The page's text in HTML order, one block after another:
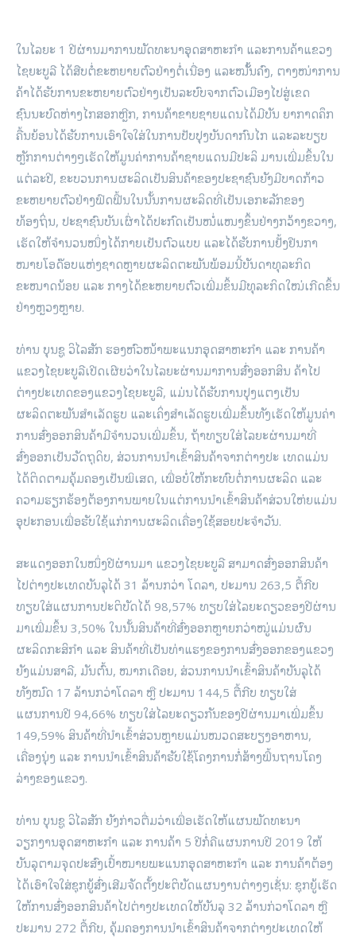
ໃນໄລຍະ 1 ປີຜ່ານມາການພັດທະນາອຸດສາຫະກຳ ແລະການຄ້າແຂວງ
ໄຊຍະບູລີ ໄດ້ສືບຕໍ່ຂະຫຍາຍຕົວຢ່າງຕໍ່ເນື່ອງ ແລະໝັ້ັ້ນຄົງ, ຕາງໜ່າການ
ຄ້າໄດ້ຮັບການຂະຫຍາຍຕົວຢ່າງເປັນລະບົບຈາກຕົວເມືອງໄປສູ່ເຂດ
ຊົນນະບົດຫ່າງໄກສອກຫຼີກ, ການຄ້າຂາຍຊາຍແດນໄດ້ມີບັນ ຍາກາດຄຶກ
ຄື້ນຍ້ອນໄດ້ຮັບການເອົາໃຈໃສ່ໃນການປັບປຸງບັນດາກົນໄກ ແລະລະບຽບ
ຫຼັກການຕ່າງໆເຮັດໃຫ້ມູນຄ່າການຄ້າຊາຍແດນມີປະລິ ມານເພີ່ມຂຶ້ນໃນ
ແຕ່ລະປີ, ຂະບວນການຜະລິດເປັນສິນຄ້າຂອງປະຊາຊົນຍັງມີບາດກ້າວ
ຂະຫຍາຍຕົວຢ່າງຟົດຟື້ນໃນນັ້ນການຜະລິດທີ່ເປັນເອກະລັກຂອງ
ທ້ອງຖິ່ນ, ປະຊາຊົນບັນເຜົ່າໄດ້ປະກົດເປັນໜໍ່ແໜງຂຶ້ນຢ່າງກວ້າງຂວາງ,
ເຮັດໃຫ້ຈຳນວນໜຶ່ງໄດ້ກາຍເປັນຕົວແບບ ແລະໄດ້ຮັບການຢັ້ງຢືນກາ
ໝາຍໂອດ໊ອບແຫ່ງຊາດຫຼາຍຜະລິດຕະພັນພ້ອມນີ້ບັນດາທຸລະກິດ
ຂະໜາດນ້ອຍ ແລະ ກາງໄດ້ຂະຫຍາຍຕົວເພີ່ມຂຶ້ນມີທຸລະກິດໃໝ່ເກີດຂຶ້ນ
ຢ່າງຫຼວງຫຼາຍ.
ທ່ານ ບຸນຊູ ວິໄລສັກ ຮອງຫົວໜ້າພະແນກອຸດສາຫະກຳ ແລະ ການຄ້າ
ແຂວງໄຊຍະບູລີເປີດເຜີຍວ່າໃນໄລຍະຜ່ານມາການສົ່ງອອກສິນ ຄ້າໄປ
ຕ່າງປະເທດຂອງແຂວງໄຊຍະບູລີ, ແມ່ນໄດ້ຮັບການປຸງແຕງເປັນ
ຜະລິດຕະພັນສຳເລັດຮູບ ແລະເຄິ່ງສຳເລັດຮູບເພີ່ມຂຶ້ນທັງເຮັດໃຫ້ມູນຄ່າ
ການສົ່ງອອກສິນຄ້າມີຈຳນວນເພີ່ມຂຶ້ນ, ຖ້າທຽບໃສ່ໄລຍະຜ່ານມາທີ່
ສົ່ງອອກເປັນວັດຖຸດິບ, ສ່ວນການນຳເຂົ້າສິນຄ້າຈາກຕ່າງປະ ເທດແມ່ນ
ໄດ້ຕິດຕາມຄຸ້ມຄອງເປັນພິເສດ, ເພື່ອບໍ່ໃຫ້ກະທົບຕໍ່ການຜະລິດ ແລະ
ຄວາມຮຽກຮ້ອງຕ້ອງການພາຍໃນແຕ່ການນຳເຂົ້າສິນຄ້າສ່ວນໃຫ່ຍແມ່ນ
ອຸປະກອນເພື່ອຮັບໃຊ້ແກ່ການຜະລິດເຄື່ອງໃຊ້ສອຍປະຈຳວັນ.
ສະແດງອອກໃນໜຶ່ງປີຜ່ານມາ ແຂວງໄຊຍະບູລີ ສາມາດສົ່ງອອກສິນຄ້າ
ໄປຕ່າງປະເທດບັນລຸໄດ້ 31 ລ້ານກວ່າ ໂດລາ, ປະມານ 263,5 ຕື້ກີບ
ທຽບໃສ່ແຜນການປະຕິບັດໄດ້ 98,57% ທຽບໃສ່ໄລຍະດຽວຂອງປີຜ່ານ
ມາເພີ່ມຂຶ້ນ 3,50% ໃນນັ້ນສິນຄ້າທີ່ສົ່ງອອກຫຼາຍກວ່າໝູ່ແມ່ນຜົນ
ຜະລິດກະສິກຳ ແລະ ສິນຄ້າທີ່ເປັນທ່າແຮງຂອງການສົ່ງອອກຂອງແຂວງ
ຍັງແມ່ນສາລີ, ມັນຕົ້ນ, ໝາກເດືອຍ, ສ່ວນການນຳເຂົ້າສິນຄ້າບັນລຸໄດ້
ທັງໝົດ 17 ລ້ານກວ່າໂດລາ ຫຼື ປະມານ 144,5 ຕື້ກີບ ທຽບໃສ່
ແຜນການປີ 94,66% ທຽບໃສ່ໄລຍະດຽວກັນຂອງປີຜ່ານມາເພີ່ມຂຶ້ນ
149,59% ສິນຄ້າທີ່ນຳເຂົ້າສ່ວນຫຼາຍແມ່ນໝວດສະບຽງອາຫານ,
ເຄື່ອງນຸ່ງ ແລະ ການນຳເຂົ້າສິນຄ້າຮັບໃຊ້ໂຄງການກໍ່ສ້າງພື້ນຖານໂຄງ
ລ່າງຂອງແຂວງ.
ທ່ານ ບຸນຊູ ວິໄລສັກ ຍັງກ່າວຕື່ມວ່າເພື່ອເຮັດໃຫ້ແຜນພັດທະນາ
ວຽກງານອຸດສາຫະກຳ ແລະ ການຄ້າ 5 ປີກໍ່ຄືແຜນການປີ 2019 ໃຫ້
ບັນລຸຕາມຈຸດປະສົງເປົ້າໝາຍພະແນກອຸດສາຫະກໍາ ແລະ ການຄ້າຕ້ອງ
ໄດ້ເອົາໃຈໃສ່ຊຸກຍູ້ສົ່ງເສີມຈັດຕັ້ງປະຕິບັດແຜນງານຕ່າງໆເຊັ່ນ: ຊຸກຍູ້ເຮັດ
ໃຫ້ການສົ່ງອອກສິນຄ້າໄປຕ່າງປະເທດໃຫ້ບັນລຸ 32 ລ້ານກ່ວາໂດລາ ຫຼື
ປະມານ 272 ຕື້ກີບ, ຄຸ້ມຄອງການນຳເຂົ້າສິນຄ້າຈາກຕ່າງປະເທດໃຫ້